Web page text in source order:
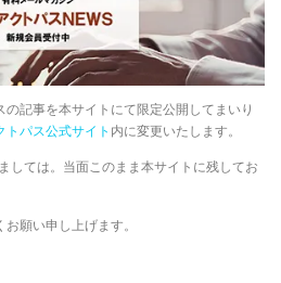
記事を本サイトにて限定公開してまいり
トパス公式サイト 内に変更いたします。
しては。当面このまま本サイトに残してお
願い申し上げます。